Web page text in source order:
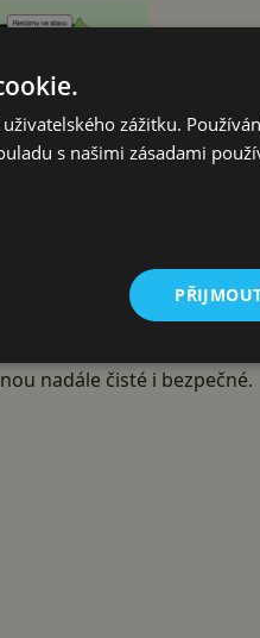
(sekce
kanálů. Prozatím se
nadále čisté i bezpečné.
zážitku.
s našimi zásadami